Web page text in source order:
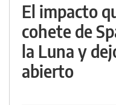
El impacto
cohete de
la Luna y
abierto